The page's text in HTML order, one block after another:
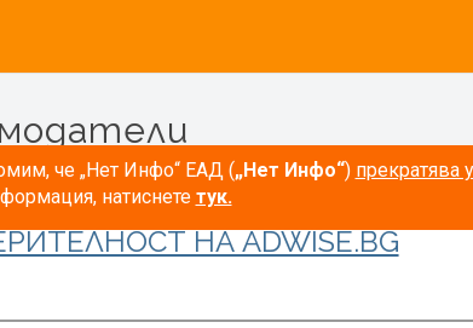
че „Нет Инфо“ ЕАД („Нет Инфо“) прекратява
натиснете тук.
НА ADWISE.BG